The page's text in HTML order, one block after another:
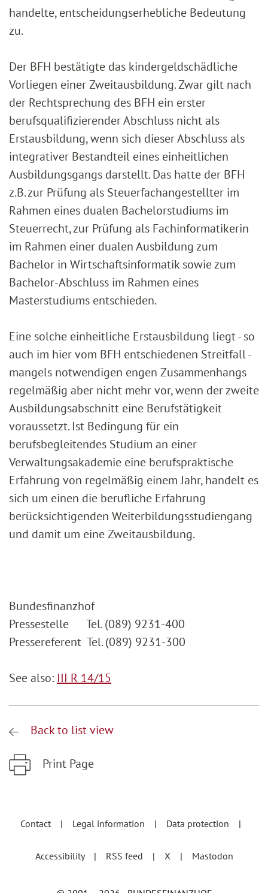
handelte, entscheidungserhebliche Bedeutung
zu.
Der BFH bestätigte das kindergeldschädliche
Vorliegen einer Zweitausbildung. Zwar gilt nach
der Rechtsprechung des BFH ein erster
berufsqualifizierender Abschluss nicht als
Erstausbildung, wenn sich dieser Abschluss als
integrativer Bestandteil eines einheitlichen
Ausbildungsgangs darstellt. Das hatte der BFH
z.B. zur Prüfung als Steuerfachangestellter im
Rahmen eines dualen Bachelorstudiums im
Steuerrecht, zur Prüfung als Fachinformatikerin
im Rahmen einer dualen Ausbildung zum
Bachelor in Wirtschaftsinformatik sowie zum
Bachelor-Abschluss im Rahmen eines
Masterstudiums entschieden.
Eine solche einheitliche Erstausbildung liegt - so
auch im hier vom BFH entschiedenen Streitfall -
mangels notwendigen engen Zusammenhangs
regelmäßig aber nicht mehr vor, wenn der zweite
Ausbildungsabschnitt eine Berufstätigkeit
voraussetzt. Ist Bedingung für ein
berufsbegleitendes Studium an einer
Verwaltungsakademie eine berufspraktische
Erfahrung von regelmäßig einem Jahr, handelt es
sich um einen die berufliche Erfahrung
berücksichtigenden Weiterbildungsstudiengang
und damit um eine Zweitausbildung.
Bundesfinanzhof
Pressestelle Tel. (089) 9231-400
Pressereferent Tel. (089) 9231-300
See also: III R 14/15
Back to list view
Print Page
Contact
Legal information Data protection
Accessibility RSS feed X Mastodon